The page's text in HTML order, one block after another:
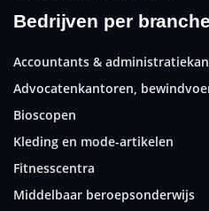
Bedrijven per branche
Accountants &
Advocatenkantoren,
Bioscopen
Kleding en mode-artikelen
Fitnesscentra
Middelbaar beroepsonderwijs